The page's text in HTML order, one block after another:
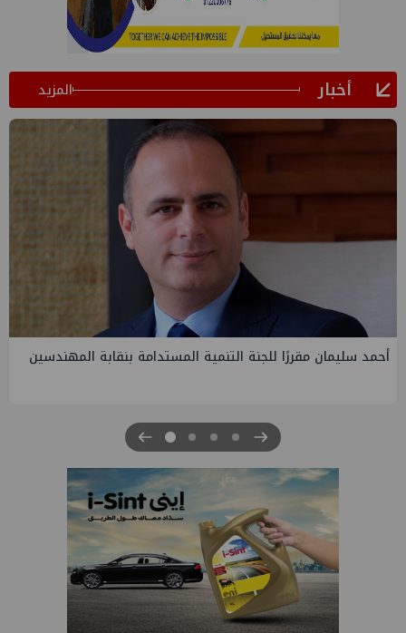
أخبار المزيد
PMS تنهي أعمال إنزال الخطوط البحرية الثلاث بمشروع المرحلة